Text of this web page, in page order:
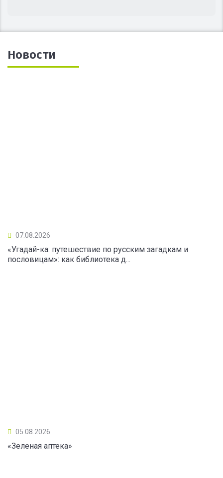
Новости
07.08.2026
«Угадай-ка: путешествие по русским загадкам и
пословицам»: как библиотека д...
05.08.2026
«Зеленая аптека»